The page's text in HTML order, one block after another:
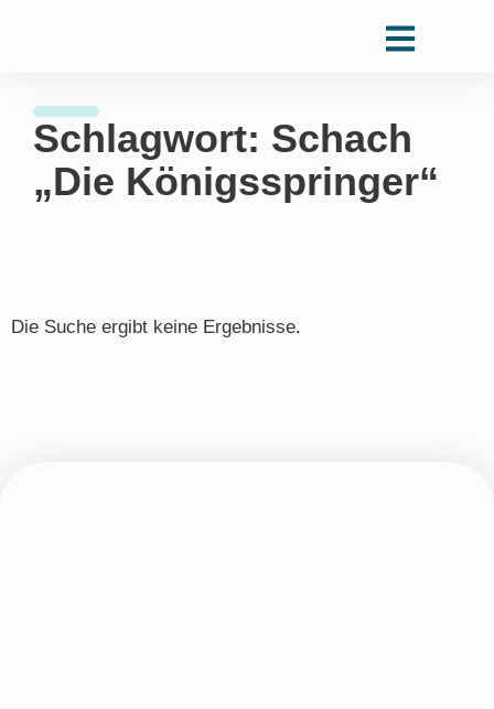
Schlagwort: Schach
„Die Königsspringer“
Die Suche ergibt keine Ergebnisse.